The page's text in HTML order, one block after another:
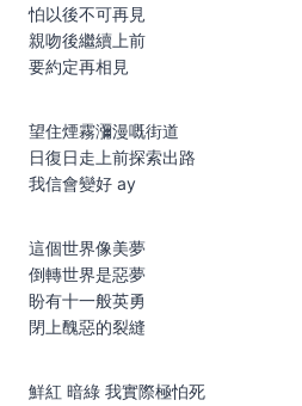
怕以後不可再見
親吻後繼續上前
要約定再相見
望住煙霧瀰漫嘅街道
日復日走上前探索出路
我信會變好 ay
這個世界像美夢
倒轉世界是惡夢
盼有十一般英勇
閉上醜惡的裂縫
鮮紅 暗綠 我實際極怕死